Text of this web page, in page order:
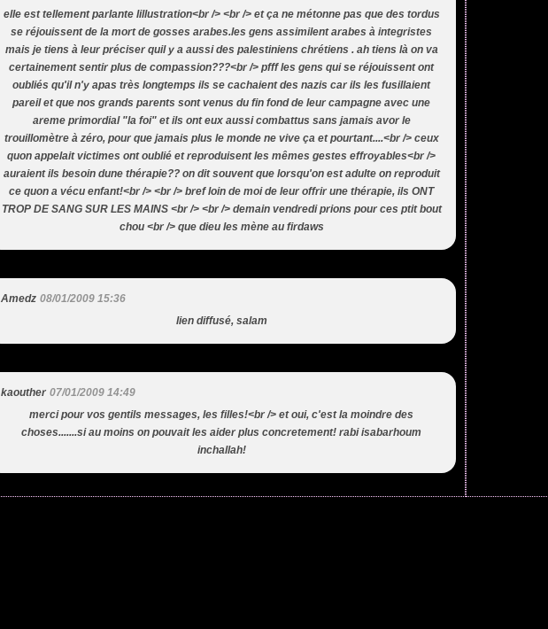
elle est tellement parlante lillustration<br /> <br /> et ça ne métonne pas que des tordus
se réjouissent de la mort de gosses arabes.les gens assimilent arabes à integristes
mais je tiens à leur préciser quil y a aussi des palestiniens chrétiens . ah tiens là on va
certainement sentir plus de compassion???<br /> pfff les gens qui se réjouissent ont
oubliés qu'il n'y apas très longtemps ils se cachaient des nazis car ils les fusillaient
pareil et que nos grands parents sont venus du fin fond de leur campagne avec une
areme primordial "la foi" et ils ont eux aussi combattus sans jamais avor le
trouillomètre à zéro, pour que jamais plus le monde ne vive ça et pourtant....<br /> ceux
quon appelait victimes ont oublié et reproduisent les mêmes gestes effroyables<br />
auraient ils besoin dune thérapie?? on dit souvent que lorsqu'on est adulte on reproduit
ce quon a vécu enfant!<br /> <br /> bref loin de moi de leur offrir une thérapie, ils ONT
TROP DE SANG SUR LES MAINS <br /> <br /> demain vendredi prions pour ces ptit bout
chou <br /> que dieu les mène au firdaws
Amedz 08/01/2009 15:36
lien diffusé, salam
kaouther 07/01/2009 14:49
merci pour vos gentils messages, les filles!<br /> et oui, c'est la moindre des
choses.......si au moins on pouvait les aider plus concretement! rabi isabarhoum
inchallah!